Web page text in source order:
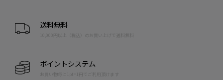
送料無料
10,000円以上（税込）のお買い上げで送料無料
ポイントシステム
お買い物毎に1pt=1円でご利用頂けます